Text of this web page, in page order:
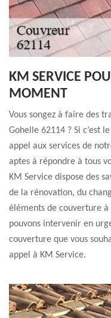
KM SERVICE
MOMENT
Vous songez à faire des
Gohelle 62114 ? Si c’est
appel aux services de
aptes à répondre à tous
KM Service dispose des
de la rénovation, du
éléments de couverture à
pouvons intervenir en
couverture que vous
appel à KM Service.